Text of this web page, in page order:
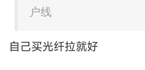
户线
自己买光纤拉就好